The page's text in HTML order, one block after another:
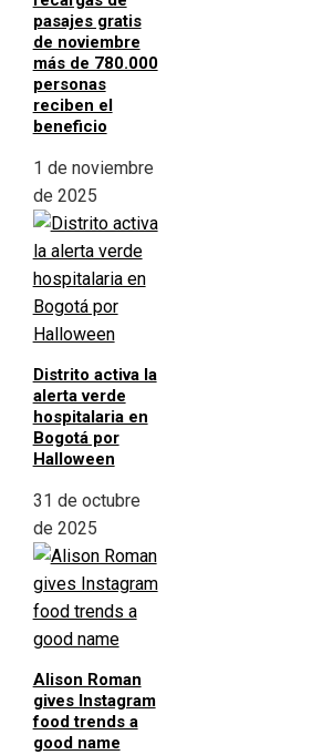
pasajes gratis
de noviembre
más de 780.000
personas
reciben el
beneficio
1 de noviembre
de 2025
Distrito activa la
alerta verde
hospitalaria en
Bogotá por
Halloween
31 de octubre
de 2025
Alison Roman
gives Instagram
food trends a
good name